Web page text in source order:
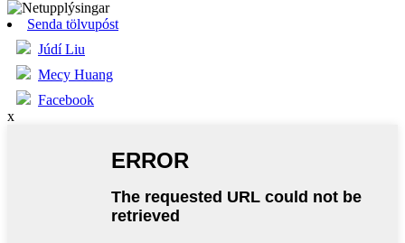
Senda tölvupóst
Júdí Liu
Mecy Huang
Facebook
x